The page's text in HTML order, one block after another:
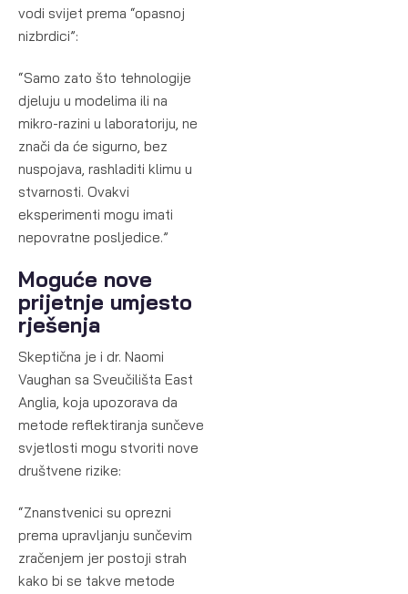
vodi svijet prema “opasnoj
nizbrdici”:
“Samo zato što tehnologije
djeluju u modelima ili na
mikro-razini u laboratoriju, ne
znači da će sigurno, bez
nuspojava, rashladiti klimu u
stvarnosti. Ovakvi
eksperimenti mogu imati
nepovratne posljedice.”
Moguće nove
prijetnje umjesto
rješenja
Skeptična je i dr. Naomi
Vaughan sa Sveučilišta East
Anglia, koja upozorava da
metode reflektiranja sunčeve
svjetlosti mogu stvoriti nove
društvene rizike:
“Znanstvenici su oprezni
prema upravljanju sunčevim
zračenjem jer postoji strah
kako bi se takve metode